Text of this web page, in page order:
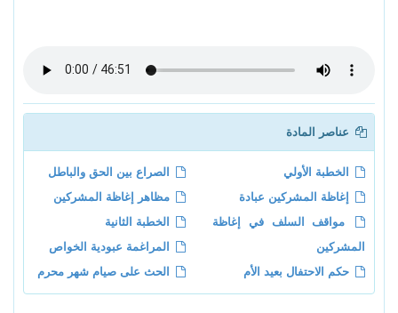
عناصر المادة
الخطبة الأولي
الصراع بين الحق والباطل
إغاظة المشركين عبادة
مظاهر إغاظة المشركين
مواقف السلف في إغاظة
المشركين
الخطبة الثانية
المراغمة عبودية الخواص
حكم الاحتفال بعيد الأم
الحث على صيام شهر محرم